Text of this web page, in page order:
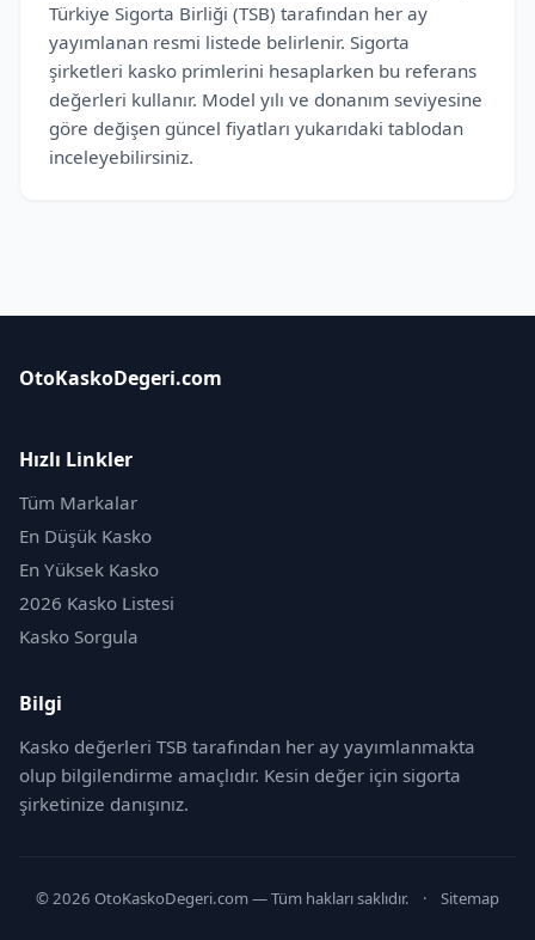
Türkiye Sigorta Birliği (TSB) tarafından her ay
yayımlanan resmi listede belirlenir. Sigorta
şirketleri kasko primlerini hesaplarken bu referans
değerleri kullanır. Model yılı ve donanım seviyesine
göre değişen güncel fiyatları yukarıdaki tablodan
inceleyebilirsiniz.
OtoKaskoDegeri.com
Hızlı Linkler
Tüm Markalar
En Düşük Kasko
En Yüksek Kasko
2026 Kasko Listesi
Kasko Sorgula
Bilgi
Kasko değerleri TSB tarafından her ay yayımlanmakta
olup bilgilendirme amaçlıdır. Kesin değer için sigorta
şirketinize danışınız.
© 2026 OtoKaskoDegeri.com — Tüm hakları saklıdır. · Sitemap